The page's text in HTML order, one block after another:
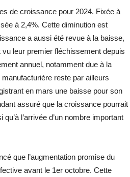
de croissance pour 2024. Fixée à
à 2,4%. Cette diminution est
a aussi été revue à la baisse,
leur premier fléchissement depuis
annuel, notamment due à la
reste par ailleurs
en mars une baisse pour son
assuré que la croissance pourrait
l’arrivée d’un nombre important
que l’augmentation promise du
avant le 1er octobre. Cette